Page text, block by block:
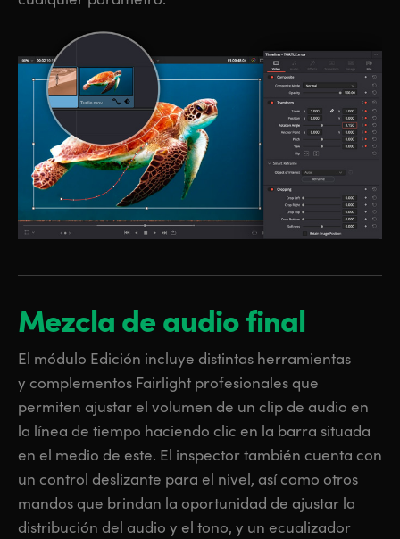
Mezcla de audio final
El módulo Edición incluye distintas herramientas
y complementos Fairlight profesionales que
permiten ajustar el volumen de un clip de audio en
la línea de tiempo haciendo clic en la barra situada
en el medio de este. El inspector también cuenta con
un control deslizante para el nivel, así como otros
mandos que brindan la oportunidad de ajustar la
distribución del audio y el tono, y un ecualizador